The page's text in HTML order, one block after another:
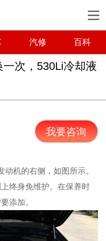
汽修 百科
次，530Li冷却液
我要咨询
机的右侧，如图所示。
终身免维护。在保养时
添加。